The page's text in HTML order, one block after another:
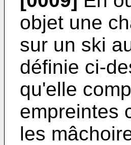
objet une
sur un ski
définie ci-
qu'elle
empreintes
les